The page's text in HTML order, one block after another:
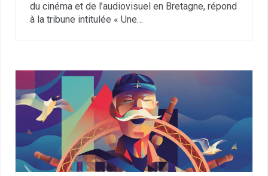
du cinéma et de l’audiovisuel en Bretagne, répond
à la tribune intitulée « Une…